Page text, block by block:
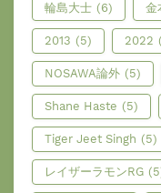
輪島大士 (6) 金
2013 (5) 2022
NOSAWA論外 (5)
Shane Haste (5)
Tiger Jeet Singh (5)
レイザーラモンRG